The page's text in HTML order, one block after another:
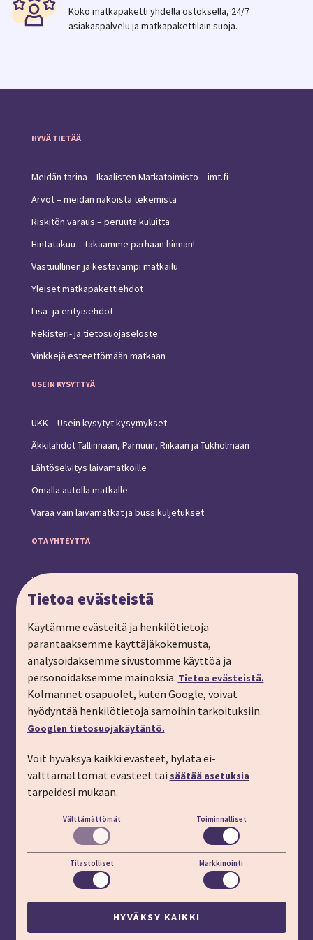
Koko matkapaketti yhdellä ostoksella, 24/7
asiakaspalvelu ja matkapakettilain suoja.
HYVÄ TIETÄÄ
Meidän tarina – Ikaalisten Matkatoimisto – imt.fi
Arvot – meidän näköistä tekemistä
Riskitön varaus – peruuta kuluitta
Hintatakuu – takaamme parhaan hinnan!
Vastuullinen ja kestävämpi matkailu
Yleiset matkapakettiehdot
Lisä- ja erityisehdot
Rekisteri- ja tietosuojaseloste
Vinkkejä esteettömään matkaan
USEIN KYSYTTYÄ
UKK – Usein kysytyt kysymykset
Äkkilähdöt Tallinnaan, Pärnuun, Riikaan ja Tukholmaan
Lähtöselvitys laivamatkoille
Omalla autolla matkalle
Varaa vain laivamatkat ja bussikuljetukset
OTA YHTEYTTÄ
Yhteystiedot ja toimipiste
Anna palautetta
Ryhmämatkat, pyydä tarjous
Tilaa matkalahjakortti
Tilaa esite
Tilaa matkakirje sähköpostiin
Ilmoita passitiedot
Liity kanta-asiakkaaksi
Töihin IMT:lle
YHTEYSTIEDOT
Puhelin: 03 45 800 (pvm/mpm)
apu.imt.fi
LÖYDÄT MEIDÄT MYÖS
Tietoa evästeistä
Käytämme evästeitä ja henkilötietoja
parantaaksemme käyttäjäkokemusta,
analysoidaksemme sivustomme käyttöä ja
personoidaksemme mainoksia. Tietoa evästeistä.
Kolmannet osapuolet, kuten Google, voivat
hyödyntää henkilötietoja samoihin tarkoituksiin.
Googlen tietosuojakäytäntö.
Voit hyväksyä kaikki evästeet, hylätä ei-
välttämättömät evästeet tai säätää asetuksia
tarpeidesi mukaan.
Välttämättömät Toiminnalliset
Tilastolliset Markkinointi
HYVÄKSY KAIKKI